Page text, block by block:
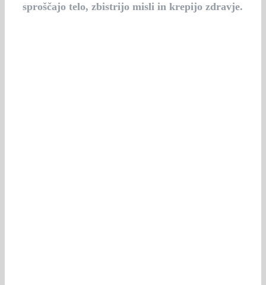
sproščajo telo, zbistrijo misli in krepijo zdravje.